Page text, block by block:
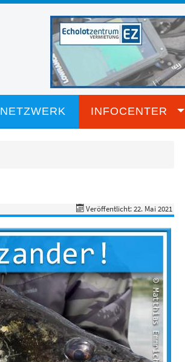
NETZWERK INFOCENTER
Veröffentlicht: 22. Mai 2021